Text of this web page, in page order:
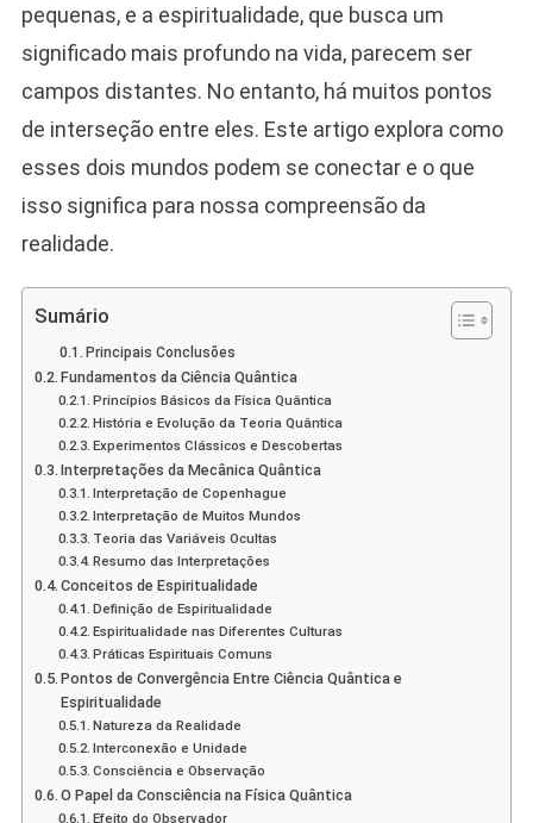
Essas
Áreas
Conectam
pequenas, e a espiritualidade, que busca um
significado mais profundo na vida, parecem ser
campos distantes. No entanto, há muitos pontos
de interseção entre eles. Este artigo explora como
esses dois mundos podem se conectar e o que
isso significa para nossa compreensão da
realidade.
Sumário
Principais Conclusões
Fundamentos da Ciência Quântica
Princípios Básicos da Física Quântica
História e Evolução da Teoria Quântica
Experimentos Clássicos e Descobertas
Interpretações da Mecânica Quântica
Interpretação de Copenhague
Interpretação de Muitos Mundos
Teoria das Variáveis Ocultas
Resumo das Interpretações
Conceitos de Espiritualidade
Definição de Espiritualidade
Espiritualidade nas Diferentes Culturas
Práticas Espirituais Comuns
Pontos de Convergência Entre Ciência Quântica e
Espiritualidade
Natureza da Realidade
Interconexão e Unidade
Consciência e Observação
O Papel da Consciência na Física Quântica
Efeito do Observador